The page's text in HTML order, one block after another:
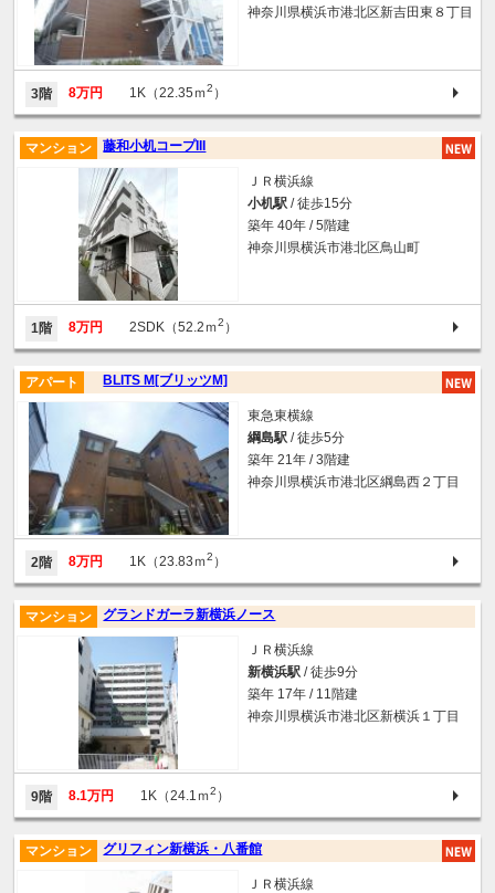
神奈川県横浜市港北区新吉田東８丁目
3階 8万円 1K（22.35ｍ2 ）
藤和小机コープIII
マンション
ＪＲ横浜線
小机駅 / 徒歩15分
築年 40年 / 5階建
神奈川県横浜市港北区鳥山町
1階 8万円 2SDK（52.2ｍ2 ）
BLITS M[ブリッツM]
アパート
東急東横線
綱島駅 / 徒歩5分
築年 21年 / 3階建
神奈川県横浜市港北区綱島西２丁目
2階 8万円 1K（23.83ｍ2 ）
グランドガーラ新横浜ノース
マンション
ＪＲ横浜線
新横浜駅 / 徒歩9分
築年 17年 / 11階建
神奈川県横浜市港北区新横浜１丁目
9階 8.1万円 1K（24.1ｍ2 ）
グリフィン新横浜・八番館
マンション
ＪＲ横浜線